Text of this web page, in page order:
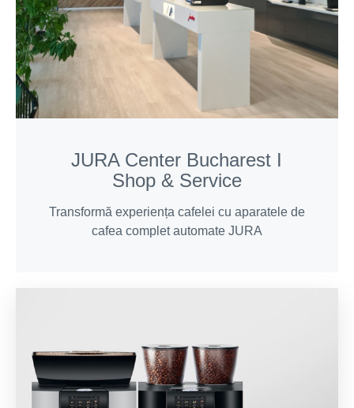
JURA Center Bucharest I
Shop & Service
Transformă experiența cafelei cu aparatele de
cafea complet automate JURA